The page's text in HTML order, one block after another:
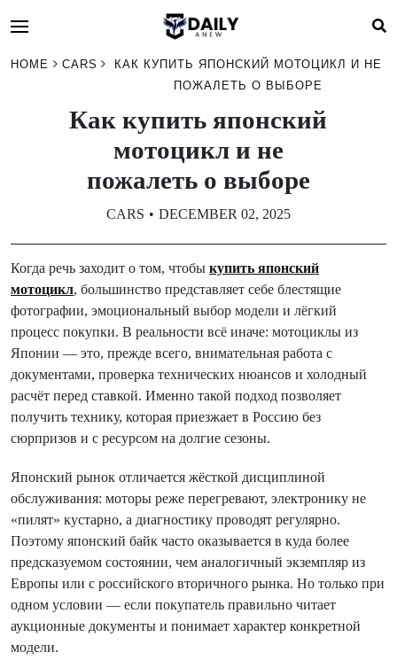
HOME CARS
КАК КУПИТЬ ЯПОНСКИЙ МОТОЦИКЛ И НЕ
ПОЖАЛЕТЬ О ВЫБОРЕ
Как купить японский
мотоцикл и не
пожалеть о выборе
CARS DECEMBER 02, 2025
Когда речь заходит о том, чтобы купить японский
мотоцикл, большинство представляет себе блестящие
фотографии, эмоциональный выбор модели и лёгкий
процесс покупки. В реальности всё иначе: мотоциклы из
Японии — это, прежде всего, внимательная работа с
документами, проверка технических нюансов и холодный
расчёт перед ставкой. Именно такой подход позволяет
получить технику, которая приезжает в Россию без
сюрпризов и с ресурсом на долгие сезоны.
Японский рынок отличается жёсткой дисциплиной
обслуживания: моторы реже перегревают, электронику не
«пилят» кустарно, а диагностику проводят регулярно.
Поэтому японский байк часто оказывается в куда более
предсказуемом состоянии, чем аналогичный экземпляр из
Европы или с российского вторичного рынка. Но только при
одном условии — если покупатель правильно читает
аукционные документы и понимает характер конкретной
модели.